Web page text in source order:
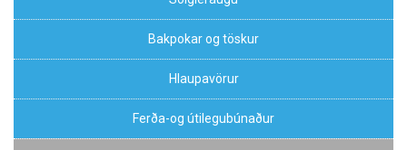
Bakpokar og töskur
Hlaupavörur
Ferða-og útilegubúnaður